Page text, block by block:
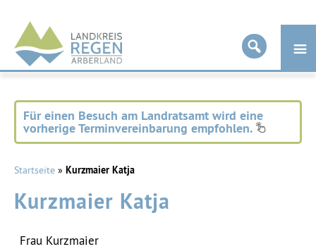
Landkreis
Regen
Für einen Besuch am Landratsamt wird eine
vorherige Terminvereinbarung empfohlen.
Startseite » Kurzmaier Katja
Kurzmaier Katja
Frau Kurzmaier